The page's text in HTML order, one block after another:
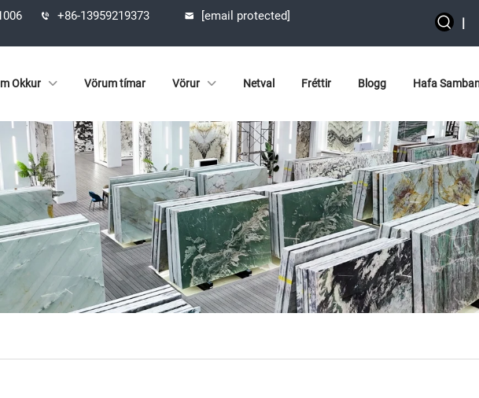
+86-13959219373 [email protected] |
Okkur Vörum tímar Vörur Netval Fréttir Blogg Hafa